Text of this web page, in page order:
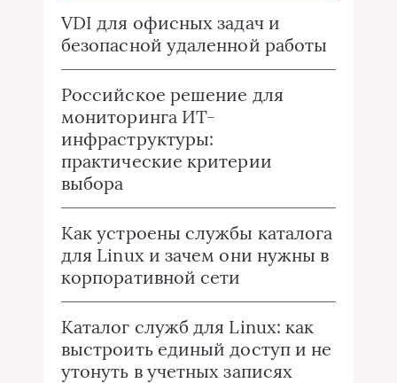
VDI для офисных задач и
безопасной удаленной работы
Российское решение для
мониторинга ИТ-
инфраструктуры:
практические критерии
выбора
Как устроены службы каталога
для Linux и зачем они нужны в
корпоративной сети
Каталог служб для Linux: как
выстроить единый доступ и не
утонуть в учетных записях